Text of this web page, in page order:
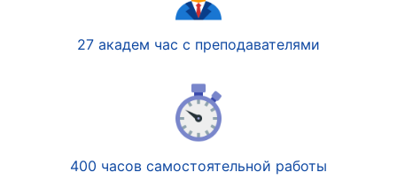
27 академ час с преподавателями
400 часов самостоятельной работы